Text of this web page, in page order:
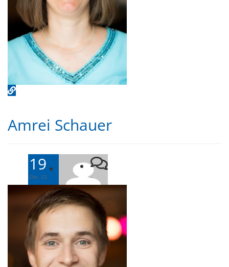
Amrei Schauer
19
Okt. 22 -